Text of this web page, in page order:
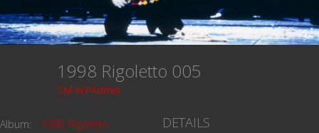
1998 Rigoletto 005
SM-WPAdmin
Album:
1998_Rigoletto
DETAILS